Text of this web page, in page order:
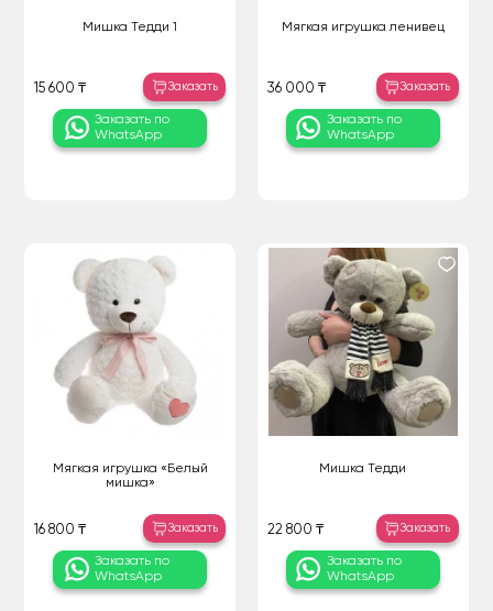
Мишка Тедди 1
15 600 ₸ Заказать
Заказать по
WhatsApp
Мягкая игрушка ленивец
36 000 ₸ Заказать
Заказать по
WhatsApp
Мягкая игрушка «Белый
мишка»
16 800 ₸ Заказать
Заказать по
WhatsApp
Мишка Тедди
22 800 ₸ Заказать
Заказать по
WhatsApp